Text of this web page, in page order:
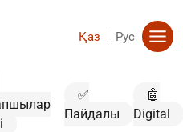
Қаз Рус
✅
Пайдалы
🤖
Digital